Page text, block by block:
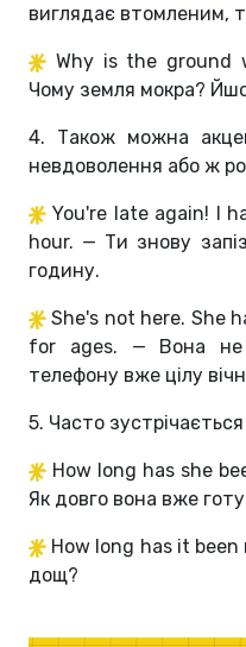
виглядає втомленим,
Why is the ground
Чому земля мокра?
4. Також можна
невдоволення або ж
You're late again! I
hour. — Ти знову
годину.
She's not here. She
for ages. — Вона не
телефону вже цілу
5. Часто
How long has she
Як довго вона вже
How long has it
дощ?